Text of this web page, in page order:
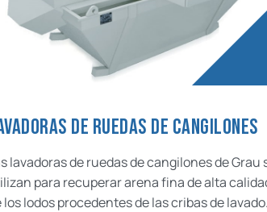
DE RUEDAS DE CANGILONES
lavadoras de ruedas de cangilones de Grau
para recuperar arena fina de alta
los lodos procedentes de las cribas de lavado.